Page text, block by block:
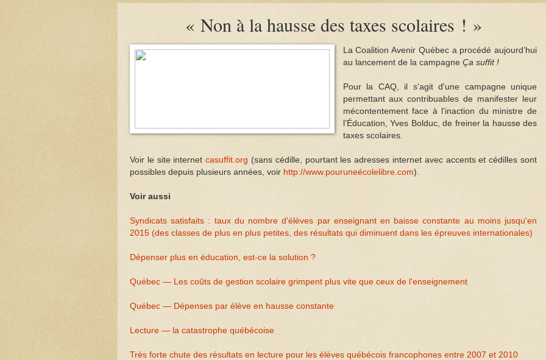
« Non à la hausse des taxes scolaires ! »
La Coalition Avenir Québec a procédé aujourd’hui
au lancement de la campagne Ça suffit !
Pour la CAQ, il s'agit d'une campagne unique
permettant aux contribuables de manifester leur
mécontentement face à l’inaction du ministre de
l’Éducation, Yves Bolduc, de freiner la hausse des
taxes scolaires.
Voir le site internetcasuffit.org (sans cédille, pourtant les adresses internet avec accents et cédilles sont
possibles depuis plusieurs années, voir http://www.pouruneécolelibre.com).
Voir aussi
Syndicats satisfaits : taux du nombre d'élèves par enseignant en baisse constante au moins jusqu'en
2015 (des classes de plus en plus petites, des résultats qui diminuent dans les épreuves internationales)
Dépenser plus en éducation, est-ce la solution ?
Québec — Les coûts de gestion scolaire grimpent plus vite que ceux de l'enseignement
Québec — Dépenses par élève en hausse constante
Lecture — la catastrophe québécoise
Très forte chute des résultats en lecture pour les élèves québécois francophones entre 2007 et 2010